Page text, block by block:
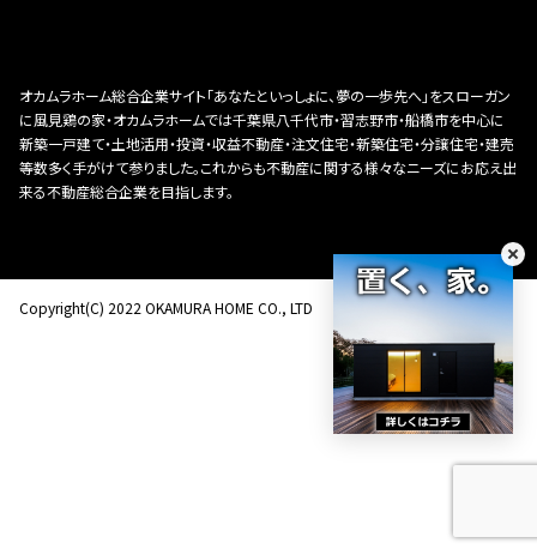
オカムラホーム総合企業サイト「あなたといっしょに、夢の一歩先へ」をスローガン
に風見鶏の家・オカムラホームでは千葉県八千代市・習志野市・船橋市を中心に
新築一戸建て・土地活用・投資・収益不動産・注文住宅・新築住宅・分譲住宅・建売
等数多く手がけて参りました。これからも不動産に関する様々なニーズにお応え出
来る不動産総合企業を目指します。
Copyright(C) 2022 OKAMURA HOME CO., LTD